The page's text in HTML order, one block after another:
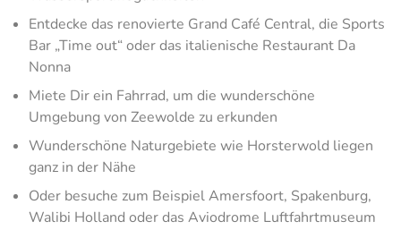
Entdecke das renovierte Grand Café Central, die Sports
Bar „Time out“ oder das italienische Restaurant Da
Nonna
Miete Dir ein Fahrrad, um die wunderschöne
Umgebung von Zeewolde zu erkunden
Wunderschöne Naturgebiete wie Horsterwold liegen
ganz in der Nähe
Oder besuche zum Beispiel Amersfoort, Spakenburg,
Walibi Holland oder das Aviodrome Luftfahrtmuseum